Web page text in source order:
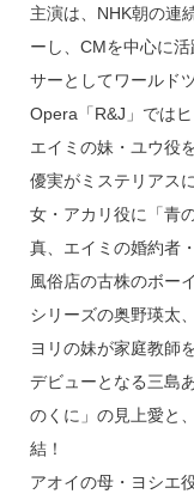
主演は、NHK朝の連
ーし、CMを中心に
サーとしてワールド
Opera「R&J」では
エイミの妹・ユウ役
優実がミステリアス
女・アカリ役に「青
真、エイミの婚約者
風俗店の古株のボー
シリーズの奥野瑛太
ヨリの妹が家庭教師
デビューとなる三島
のくに」の見上愛と
結！
アオイの母・ヨシエ